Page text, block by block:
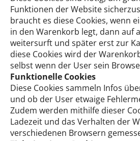
Funktionen der Website
braucht es diese Cookies, wenn
in den Warenkorb legt, dann auf
weitersurft und später erst zur
diese Cookies wird der
selbst wenn der User sein
Funktionelle Cookies
Diese Cookies sammeln Infos
und ob der User etwaige
Zudem werden mithilfe dieser
Ladezeit und das Verhalten der
verschiedenen Browsern